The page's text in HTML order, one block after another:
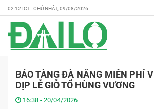
02:12 ICT CHỦ NHẬT, 09/08/2026
BẢO TÀNG ĐÀ NẴNG MIỄN PHÍ
DỊP LỄ GIỖ TỔ HÙNG VƯƠNG
16:38 - 20/04/2026